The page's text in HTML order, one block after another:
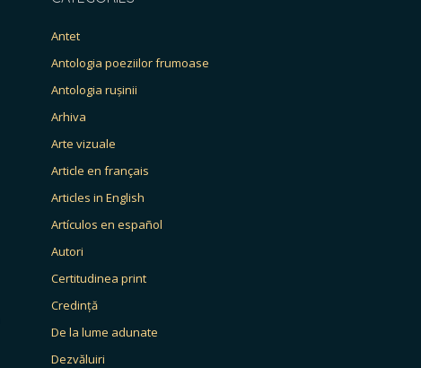
Antet
Antologia poeziilor frumoase
Antologia rușinii
Arhiva
Arte vizuale
Article en français
Articles in English
Artículos en español
Autori
Certitudinea print
Credință
De la lume adunate
Dezvăluiri